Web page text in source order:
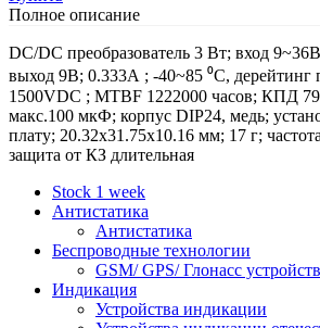
Полное описание
DC/DC преобразователь 3 Вт; вход
выход 9В; 0.333А ; -40~85 ⁰C, дерейтинг
1500VDC ; MTBF 1222000 часов; КПД 79
макс.100 мкФ; корпус DIP24, медь;
плату; 20.32x31.75x10.16 мм; 17 г;
защита от КЗ длительная
Stock 1 week
Антистатика
Антистатика
Беспроводные технологии
GSM/ GPS/ Глонасс
Индикация
Устройства индикации